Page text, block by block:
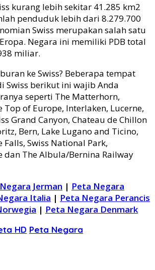
kurang lebih sekitar 41.285 km2
penduduk lebih dari 8.279.700
Swiss merupakan salah satu
Negara ini memiliki PDB total
miliar.
ke Swiss? Beberapa tempat
Swiss berikut ini wajib Anda
seperti The Matterhorn,
Top of Europe, Interlaken, Lucerne,
Grand Canyon, Chateau de Chillon
Bern, Lake Lugano and Ticino,
Falls, Swiss National Park,
dan The Albula/Bernina Railway
Jerman | Peta Negara
Italia | Peta Negara Perancis
| Peta Negara Denmark
HD Peta Negara